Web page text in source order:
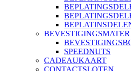
SPEEDNUTS
CADEAUKAART